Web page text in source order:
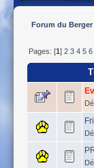
Forum du
Pages: [1]2 3 4 5 6